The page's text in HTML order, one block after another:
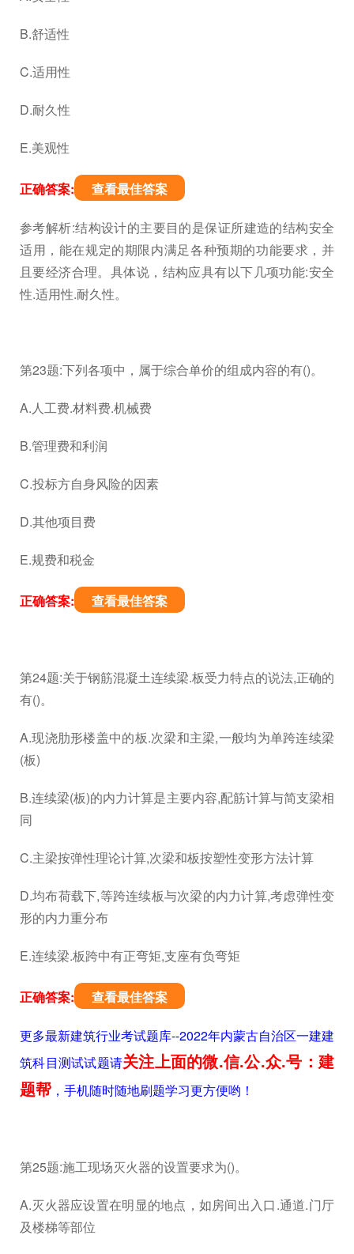
B.舒适性
C.适用性
D.耐久性
E.美观性
正确答案: 查看最佳答案
参考解析:结构设计的主要目的是保证所建造的结构安全
适用，能在规定的期限内满足各种预期的功能要求，并
且要经济合理。具体说，结构应具有以下几项功能:安全
性.适用性.耐久性。
第23题:下列各项中，属于综合单价的组成内容的有()。
A.人工费.材料费.机械费
B.管理费和利润
C.投标方自身风险的因素
D.其他项目费
E.规费和税金
正确答案: 查看最佳答案
第24题:关于钢筋混凝土连续梁.板受力特点的说法,正确的
有()。
A.现浇肋形楼盖中的板.次梁和主梁,一般均为单跨连续梁
(板)
B.连续梁(板)的内力计算是主要内容,配筋计算与简支梁相
同
C.主梁按弹性理论计算,次梁和板按塑性变形方法计算
D.均布荷载下,等跨连续板与次梁的内力计算,考虑弹性变
形的内力重分布
E.连续梁.板跨中有正弯矩,支座有负弯矩
正确答案: 查看最佳答案
更多最新建筑行业考试题库--2022年内蒙古自治区一建建
筑科目测试试题请关注上面的微.信.公.众.号：建
题帮 ，手机随时随地刷题学习更方便哟！
第25题:施工现场灭火器的设置要求为()。
A.灭火器应设置在明显的地点，如房间出入口.通道.门厅
及楼梯等部位